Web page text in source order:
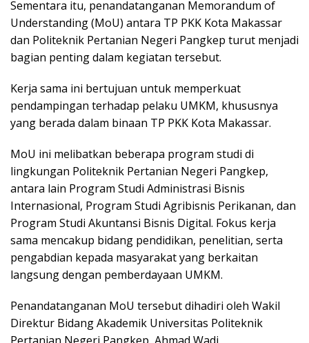
Sementara itu, penandatanganan Memorandum of
Understanding (MoU) antara TP PKK Kota Makassar
dan Politeknik Pertanian Negeri Pangkep turut menjadi
bagian penting dalam kegiatan tersebut.
Kerja sama ini bertujuan untuk memperkuat
pendampingan terhadap pelaku UMKM, khususnya
yang berada dalam binaan TP PKK Kota Makassar.
MoU ini melibatkan beberapa program studi di
lingkungan Politeknik Pertanian Negeri Pangkep,
antara lain Program Studi Administrasi Bisnis
Internasional, Program Studi Agribisnis Perikanan, dan
Program Studi Akuntansi Bisnis Digital. Fokus kerja
sama mencakup bidang pendidikan, penelitian, serta
pengabdian kepada masyarakat yang berkaitan
langsung dengan pemberdayaan UMKM.
Penandatanganan MoU tersebut dihadiri oleh Wakil
Direktur Bidang Akademik Universitas Politeknik